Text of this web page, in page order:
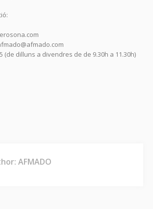
(de dilluns a divendres de de 9.30h a 11.30h)
AFMADO